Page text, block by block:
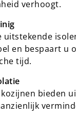
verhoogt.
uitstekende
en bespaart u
tijd.
bieden